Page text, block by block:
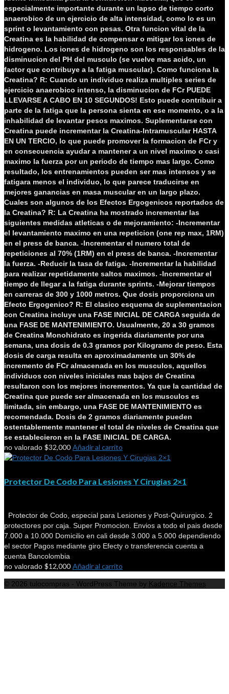
especialmente importante durante un lapso de tiempo corto
anaerobico de un ejercicio de alta intensidad, como lo es un
sprint o levantamiento con pesas. Otra funcion vital de la
Creatina es la habilidad de compensar o mitigar los iones de
hidrogeno. Los iones de hidrogeno son los responsables de la
disminucion del PH del musculo (se vuelve mas acido, un
factor que contribuye a la fatiga muscular). Como funciona la
Creatina? R: Cuando un individuo realiza multiples series de
ejercicio anaerobico intenso, la disminucion de FCr PUEDE
LLEVARSE A CABO EN 10 SEGUNDOS! Esto puede contribuir a
parte de la fatiga que la persona sienta en ese momento, o a la
inhabilidad de levantar pesos maximos. Suplementarse con
Creatina puede incrementar la Creatina-Intramuscular HASTA
EN UN TERCIO, lo que puede promover la formacion de FCr y
en consecuencia ayudar a mantener a un nivel maximo o casi
maximo la fuerza por un periodo de tiempo mas largo. Como
resultado, los entrenamientos pueden ser mas intensos y se
fatigara menos el individuo, lo que parece traducirse en
mejores ganancias en masa muscular en un largo plazo.
Cuales son algunos de los Efectos Ergogenicos reportados de
la Creatina? R: La Creatina ha mostrado incrementar las
siguientes medidas atleticas o de mejoramiento: -Incrementar
el levantamiento maximo en una repeticion (one rep max, 1RM)
en el press de banca. -Incrementar el numero total de
repeticiones al 70% (1RM) en el press de banca. -Incrementar
la fuerza. -Reducir la tasa de fatiga. -Incrementar la habilidad
para realizar repetidamente saltos maximos. -Incrementar el
tiempo de llegar a la fatiga durante sprints. -Mejorar tiempos
en carreras de 300 y 1000 metros. Que dosis proporciona un
Efecto Ergogenico? R: El clasico esquema de suplementacion
con Creatina incluye una FASE INICIAL DE CARGA seguida de
una FASE DE MANTENIMIENTO. Usualmente, 20 a 30 gramos
de Creatina Monohidrato es ingerida diariamente por una
semana, una dosis de 0.3 gramos por Kilogramo de peso. Esta
dosis de carga resulta en aproximadamente un 30% de
incremento de FCr almacenada en los musculos, aquellos
individuos con niveles iniciales mas bajos de Creatina
resultaron con los mejores incrementos. Ya que la cantidad de
Creatina que puede ser almacenada en los musculos es
limitada, sin embargo, una FASE DE MANTENIMIENTO es
recomendada. Dosis de 2 gramos diariamente pueden
ostentablemente mantener el total de niveles de Creatina que
se establecieron en la FASE INICIAL DE CARGA.
no valorado $32,000 Añadir al carrito
Protector De Codo Para Lesiones Y Cirugias 2×1
Protector de Codo, especial para Lesiones y Post-Quirurgico. 2
protectores por caja. Super Promocion. Envios a todo el pais desde
7.000 a 10.000 Domicilio en cali desde 3.000 a 5.000 dependiendo
el sector Pagos mediante giro Efecty o transferencia cuenta a
cuenta Bancolombia
no valorado $12,000 Añadir al carrito
© 2026 tulocompras - WordPress Theme by Kadence Themes